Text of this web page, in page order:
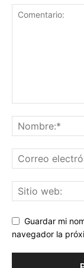
Guardar mi
navegador la